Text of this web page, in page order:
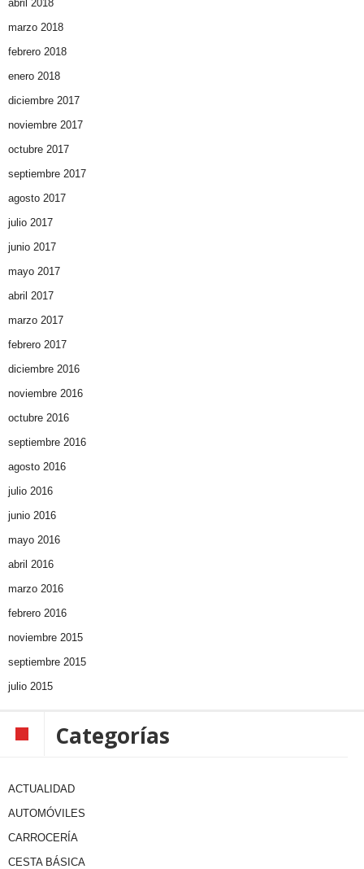
abril 2018
marzo 2018
febrero 2018
enero 2018
diciembre 2017
noviembre 2017
octubre 2017
septiembre 2017
agosto 2017
julio 2017
junio 2017
mayo 2017
abril 2017
marzo 2017
febrero 2017
diciembre 2016
noviembre 2016
octubre 2016
septiembre 2016
agosto 2016
julio 2016
junio 2016
mayo 2016
abril 2016
marzo 2016
febrero 2016
noviembre 2015
septiembre 2015
julio 2015
Categorías
ACTUALIDAD
AUTOMÓVILES
CARROCERÍA
CESTA BÁSICA